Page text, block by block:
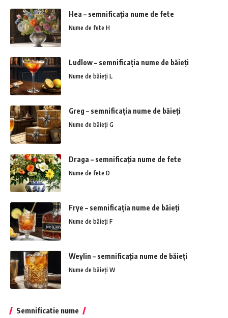
Hea – semnificația nume de fete
Nume de fete H
Ludlow – semnificația nume de băieți
Nume de băieți L
Greg – semnificația nume de băieți
Nume de băieți G
Draga – semnificația nume de fete
Nume de fete D
Frye – semnificația nume de băieți
Nume de băieți F
Weylin – semnificația nume de băieți
Nume de băieți W
Semnificatie nume